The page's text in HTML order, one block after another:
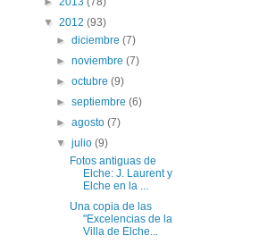
▼ 2012 (93)
►diciembre(7)
►noviembre(7)
►octubre(9)
►septiembre(6)
►agosto(7)
▼julio(9)
Fotos antiguas de
Elche: J. Laurent y
Elche en la ...
Una copia de las
"Excelencias de la
Villa de Elche...